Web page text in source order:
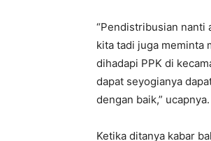
“Pendistribusian nanti
kita tadi juga meminta
dihadapi PPK di
dapat seyogianya
dengan baik,” ucapnya.
Ketika ditanya kabar